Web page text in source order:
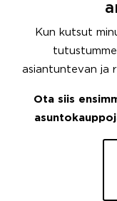
Kun kutsut
asiantuntevan ja
Ota siis